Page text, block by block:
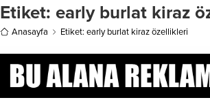
Etiket: early burlat kiraz
Anasayfa Etiket: early burlat kiraz özellikleri